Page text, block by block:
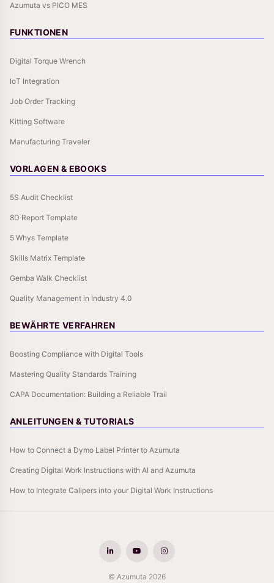
Azumuta vs PICO MES
FUNKTIONEN
Digital Torque Wrench
IoT Integration
Job Order Tracking
Kitting Software
Manufacturing Traveler
VORLAGEN & EBOOKS
5S Audit Checklist
8D Report Template
5 Whys Template
Skills Matrix Template
Gemba Walk Checklist
Quality Management in Industry 4.0
BEWÄHRTE VERFAHREN
Boosting Compliance with Digital Tools
Mastering Quality Standards Training
CAPA Documentation: Building a Reliable Trail
ANLEITUNGEN & TUTORIALS
How to Connect a Dymo Label Printer to Azumuta
Creating Digital Work Instructions with AI and Azumuta
How to Integrate Calipers into your Digital Work Instructions
© Azumuta 2026